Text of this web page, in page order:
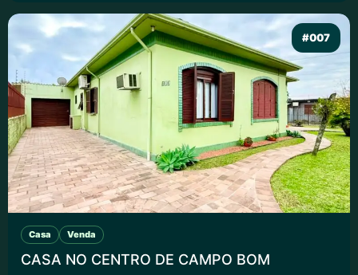
#007
Casa Venda
CASA NO CENTRO DE CAMPO BOM